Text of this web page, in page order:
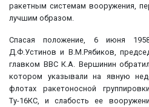
ракетным системам вооружения,
лучшим образом.
Спасая положение, 6 июня
Д.Ф.Устинов и В.М.Рябиков,
главком ВВС К.А. Вершинин
котором указывали на явную
флотах ракетоносной
Ту-16КС, и слабость ее